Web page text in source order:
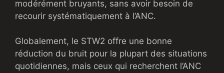
modérément bruyants, sans avoir besoin de
recourir systématiquement à l’ANC.
Globalement, le STW2 offre une bonne
réduction du bruit pour la plupart des situations
quotidiennes, mais ceux qui recherchent l’ANC